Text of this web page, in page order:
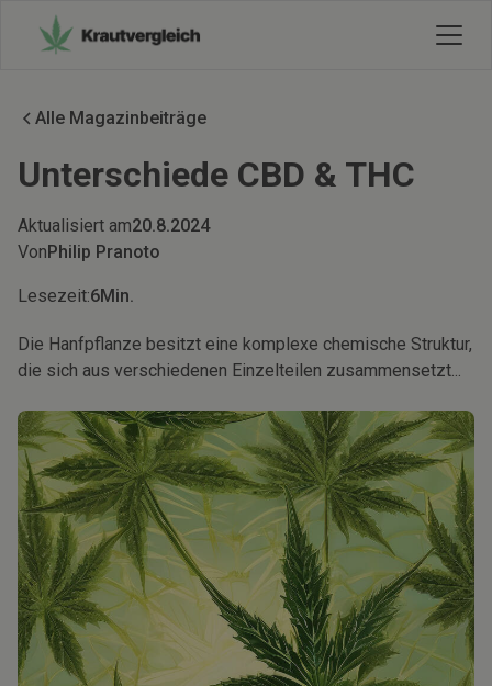
Alle Magazinbeiträge
Unterschiede CBD & THC
Aktualisiert am20.8.2024
VonPhilip Pranoto
Lesezeit:6Min.
Die Hanfpflanze besitzt eine komplexe chemische Struktur,
die sich aus verschiedenen Einzelteilen zusammensetzt...